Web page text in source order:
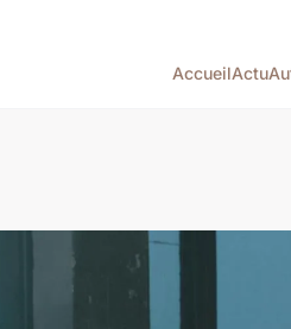
AccueilActu